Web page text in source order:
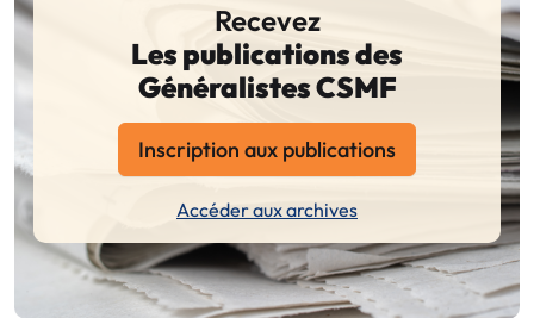
Recevez
Les publications des
Généralistes CSMF
Inscription aux publications
Accéder aux archives